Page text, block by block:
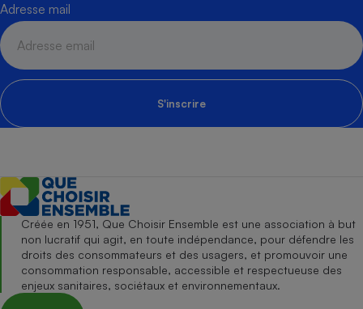
Adresse mail
S'inscrire
Créée en 1951, Que Choisir Ensemble est une association à but
non lucratif qui agit, en toute indépendance, pour défendre les
droits des consommateurs et des usagers, et promouvoir une
consommation responsable, accessible et respectueuse des
enjeux sanitaires, sociétaux et environnementaux.